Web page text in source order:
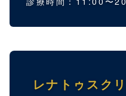
レナトゥスク